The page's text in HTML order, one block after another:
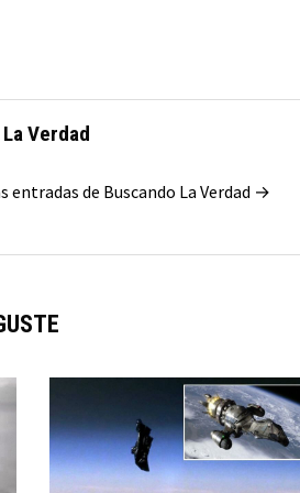
Verdad
entradas de Buscando La Verdad →